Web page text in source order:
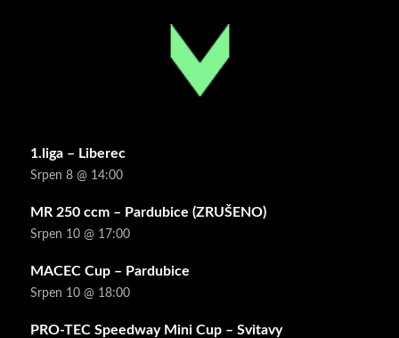
1.liga – Liberec
Srpen 8 @ 14:00
MR 250 ccm – Pardubice (ZRUŠENO)
Srpen 10 @ 17:00
MACEC Cup – Pardubice
Srpen 10 @ 18:00
PRO-TEC Speedway Mini Cup – Svitavy